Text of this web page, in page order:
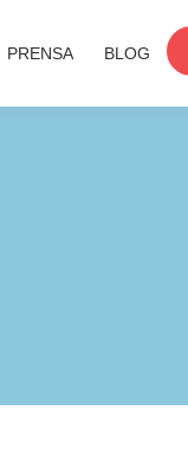
PRENSA BLOG